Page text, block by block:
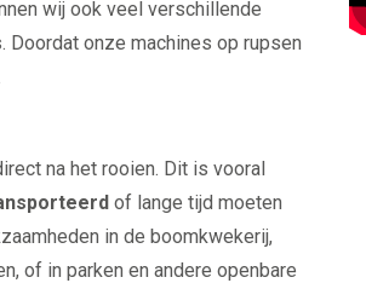
wij ook veel verschillende
onze machines op rupsen
na het rooien. Dit is vooral
of lange tijd moeten
in de boomkwekerij,
of in parken en andere openbare